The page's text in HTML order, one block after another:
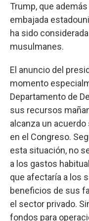
Trump, que
embajada
ha sido
musulmanes.
El anuncio del
momento
Departamento de
sus recursos
alcanza un
en el Congreso.
esta situación, no
a los gastos
que afectaría a los
beneficios de sus
el sector privado.
fondos para